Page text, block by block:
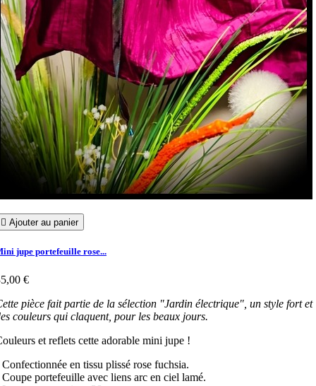
 Ajouter au panier
jupe portefeuille rose...
€
pièce fait partie de la sélection "Jardin électrique", un style fort et
couleurs qui claquent, pour les beaux jours.
et reflets cette adorable mini jupe !
Confectionnée en tissu plissé rose fuchsia.
Coupe portefeuille avec liens arc en ciel lamé.